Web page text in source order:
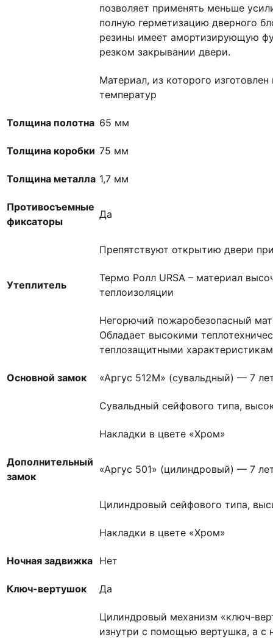
позволяет применять меньше
полную герметизацию дверного
резины имеет амортизирующую
резком закрывании двери.
Материал, из которого
температур
Толщина полотна 65 мм
Толщина коробки 75 мм
Толщина металла 1,7 мм
Противосъемные
фиксаторы
Да
Препятствуют открытию двери
Утеплитель
Термо Ролл URSA – материал
теплоизоляции
Негорючий пожаробезопасный
Обладает высокими
теплозащитными
Основной замок «Аргус 512М» (сувальдный) — 7
Сувальдный сейфового типа,
Накладки в цвете «Хром»
Дополнительный
замок
«Аргус 501» (цилиндровый) — 7
Цилиндровый сейфового типа,
Накладки в цвете «Хром»
Ночная задвижка Нет
Ключ-вертушок Да
Цилиндровый механизм «ключ-
изнутри с помощью вертушка, а